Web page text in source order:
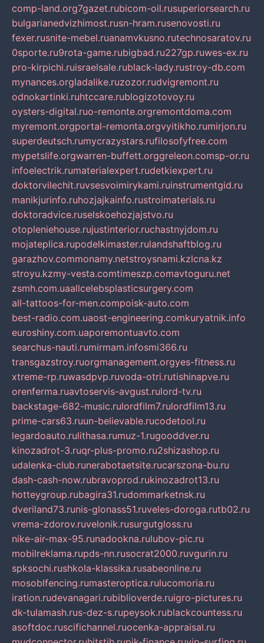
comp-land.org7gazet.rubicom-oil.rusuperiorsearch.ru
bulgarianedvizhimost.rusn-hram.rusenovosti.ru
fexer.rusnite-mebel.ruanamvkusno.rutechnosaratov.ru
0sporte.ru9rota-game.rubigbad.ru227gp.ruwes-ex.ru
pro-kirpichi.ruisraelsale.rublack-lady.rustroy-db.com
mynances.orgladalike.ruzozor.rudvigremont.ru
odnokartinki.ruhtccare.rublogizotovoy.ru
oysters-digital.ruo-remonte.orgremontdoma.com
myremont.orgportal-remonta.orgvyitikho.rumirjon.ru
superdeutsch.rumycrazystars.rufilosofyfree.com
mypetslife.orgwarren-buffett.orggreleon.comsp-or.ru
infoelectrik.rumaterialexpert.rudetkiexpert.ru
doktorvilechit.ruvsesvoimirykami.ruinstrumentgid.ru
manikjurinfo.ruhozjajkainfo.rustroimaterials.ru
doktoradvice.ruselskoehozjajstvo.ru
otopleniehouse.rujustinterior.ruchastnyjdom.ru
mojateplica.rupodelkimaster.rulandshaftblog.ru
garazhov.commonamy.netstroysnami.kzlcna.kz
stroyu.kzmy-vesta.comtimeszp.comavtoguru.net
zsmh.com.uaallcelebsplasticsurgery.com
all-tattoos-for-men.compoisk-auto.com
best-radio.com.uaost-engineering.comkuryatnik.info
euroshiny.com.uaporemontuavto.com
searchus-nauti.rumirmam.infosmi366.ru
transgazstroy.ruorgmanagement.orgyes-fitness.ru
xtreme-rp.ruwasdpvp.ruvoda-otri.rutishinapve.ru
orenferma.ruavtoservis-avgust.rulord-tv.ru
backstage-682-music.rulordfilm7.rulordfilm13.ru
prime-cars63.ruun-believable.rucodetool.ru
legardoauto.rulithasa.rumuz-1.rugooddver.ru
kinozadrot-3.ruqr-plus-promo.ru2shizashop.ru
udalenka-club.runerabotaetsite.rucarszona-bu.ru
dash-cash-now.rubravoprod.rukinozadrot13.ru
hotteygroup.rubagira31.rudommarketnsk.ru
dveriland73.runis-glonass51.ruveles-doroga.rutb02.ru
vrema-zdorov.ruvelonik.rusurgutgloss.ru
nike-air-max-95.runadookna.rulubov-pic.ru
mobilreklama.rupds-nn.rusocrat2000.ruvgurin.ru
spksochi.rushkola-klassika.rusabeonline.ru
mosoblfencing.rumasteroptica.rulucomoria.ru
iration.rudevanagari.rubiblioverde.ruigro-pictures.ru
dk-tulamash.rus-dez-s.rupeysok.rublackcountess.ru
asoftdoc.ruscifichannel.ruocenka-appraisal.ru